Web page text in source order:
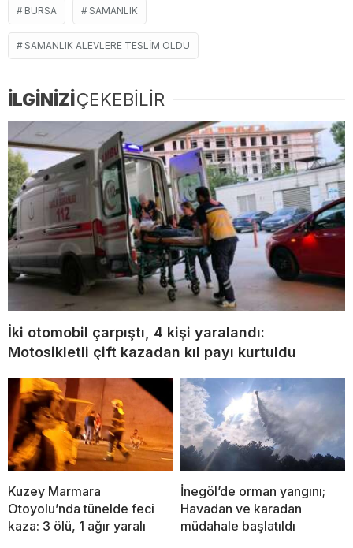
BURSA SAMANLIK
SAMANLIK ALEVLERE TESLIM OLDU
İLGİNİZİÇEKEBİLİR
İki otomobil çarpıştı, 4 kişi yaralandı:
Motosikletli çift kazadan kıl payı kurtuldu
Kuzey Marmara
Otoyolu’nda tünelde feci
kaza: 3 ölü, 1 ağır yaralı
İnegöl’de orman yangını;
Havadan ve karadan
müdahale başlatıldı